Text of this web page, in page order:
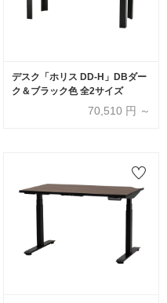
デスク「ホリス DD-H」DBダー
ク＆ブラック色 全2サイズ
70,510 円 ～